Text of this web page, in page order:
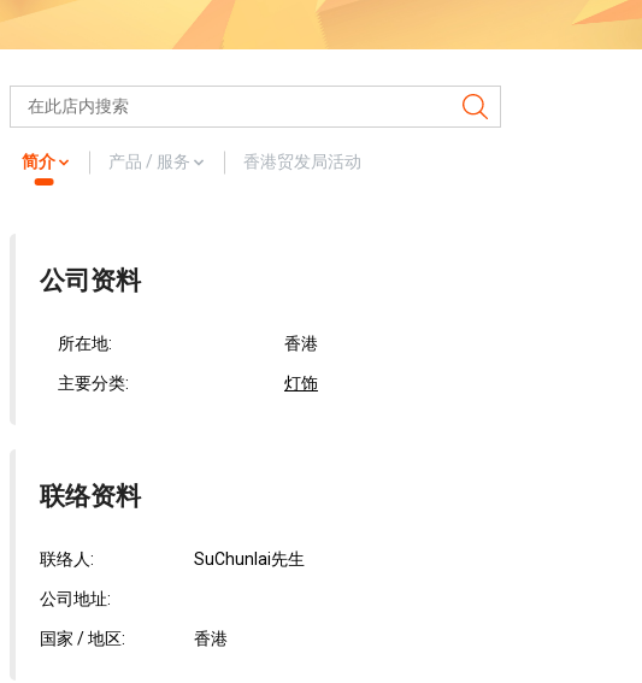
简介 产品 / 服务 香港贸发局活动
公司资料
所在地: 香港
主要分类: 灯饰
联络资料
联络人: SuChunlai先生
公司地址:
国家 / 地区: 香港